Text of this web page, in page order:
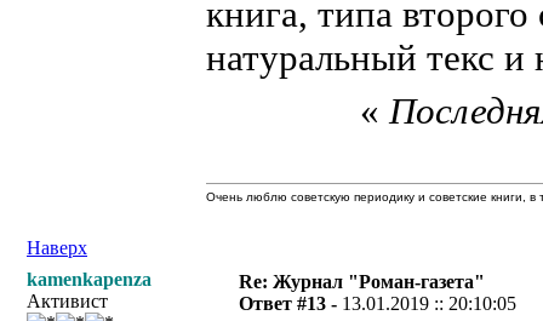
книга, типа
натуральный текс и
Наверх
«
Очень люблю советскую периодику и советские книги,
kamenkapenza
Активист
Re: Журнал "Роман-газета"
Ответ #13 - 13.01.2019 :: 20:10:05